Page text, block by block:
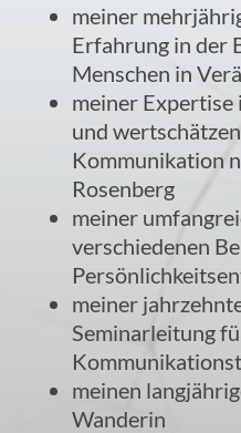
meiner
Erfahrung in der
Menschen in
meiner
und
Kommunikation
Rosenberg
meiner
verschiedenen
meiner
Seminarleitung
meinen
Wanderin